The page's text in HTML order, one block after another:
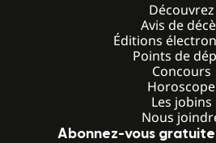
Découvrez
Avis de
Éditions
Points de
Concours
Horoscope
Les jobins
Nous
Abonnez-vous